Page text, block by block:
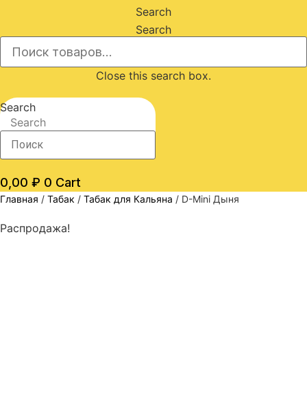
Search
Search
Close this search box.
Search
Search
0,00 ₽ 0 Cart
Главная / Табак / Табак для Кальяна / D-Mini Дыня
Распродажа!